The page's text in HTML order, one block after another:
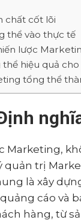
chất cốt lõi
thể vào thực tế
lược
hiệu quả
tổng thể
Marketing,
trị
là xây
cáo và
hàng, từ